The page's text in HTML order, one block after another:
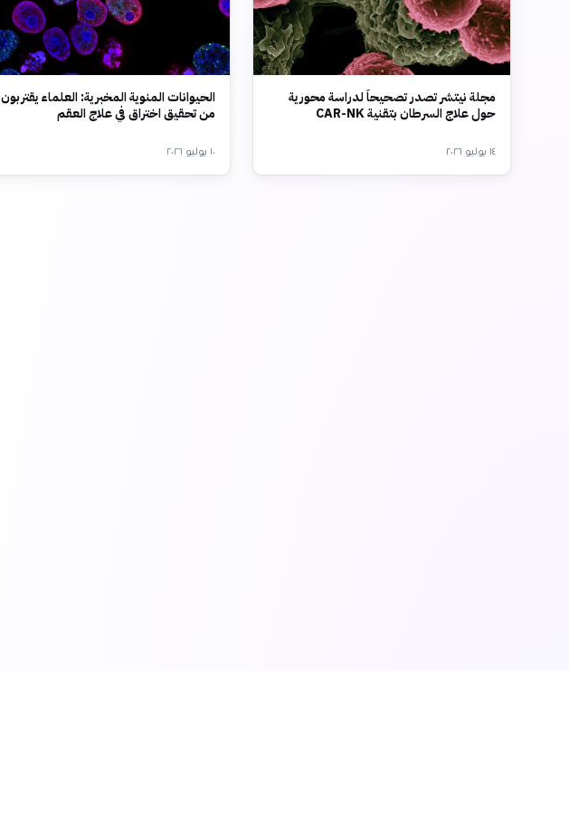
مجلة نيتشر تصدر تصحيحاً لدراسة محورية
حول علاج السرطان بتقنية CAR-NK
١٤ يوليو ٢٠٢٦
الحيوانات المنوية المخبرية: العلماء يقتربون
من تحقيق اختراق في علاج العقم
١٠ يوليو ٢٠٢٦